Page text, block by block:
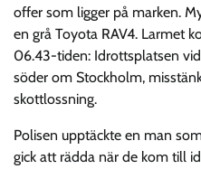
offer som ligger på marken.
en grå Toyota RAV4. Larmet
06.43-tiden: Idrottsplatsen
söder om Stockholm,
skottlossning.
Polisen upptäckte en man
gick att rädda när de kom till